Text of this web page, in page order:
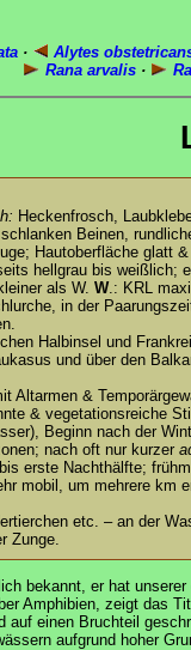
· Alytes
Rana arvalis ·
Heckenfrosch,
Beinen,
Hautoberfläche glatt
hellgrau bis
als W. W.: KRL
in der
Halbinsel und
und über den
Altarmen &
& vegetationsreiche
Beginn nach der
nach oft nur kurzer
erste Nachthälfte;
mobil, um mehrere km
etc. – an der
Zunge.
bekannt, er hat
Amphibien, zeigt das
einen Bruchteil
aufgrund hoher